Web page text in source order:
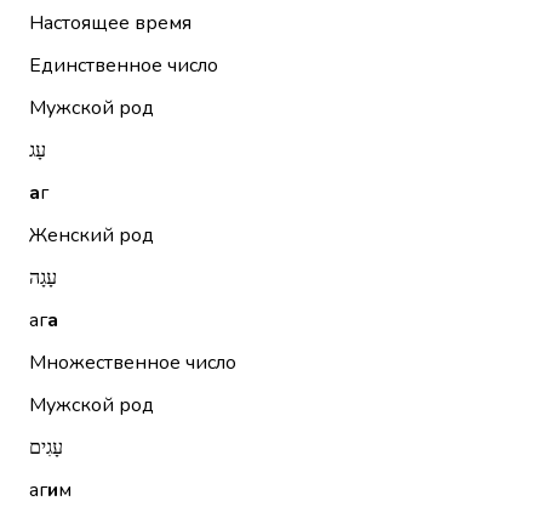
Настоящее время
Единственное число
Мужской род
עָג
аг
Женский род
עָגָה
ага
Множественное число
Мужской род
עָגִים
агим